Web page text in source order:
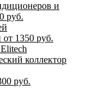
и
руб.
1350 руб.
коллектор
руб.